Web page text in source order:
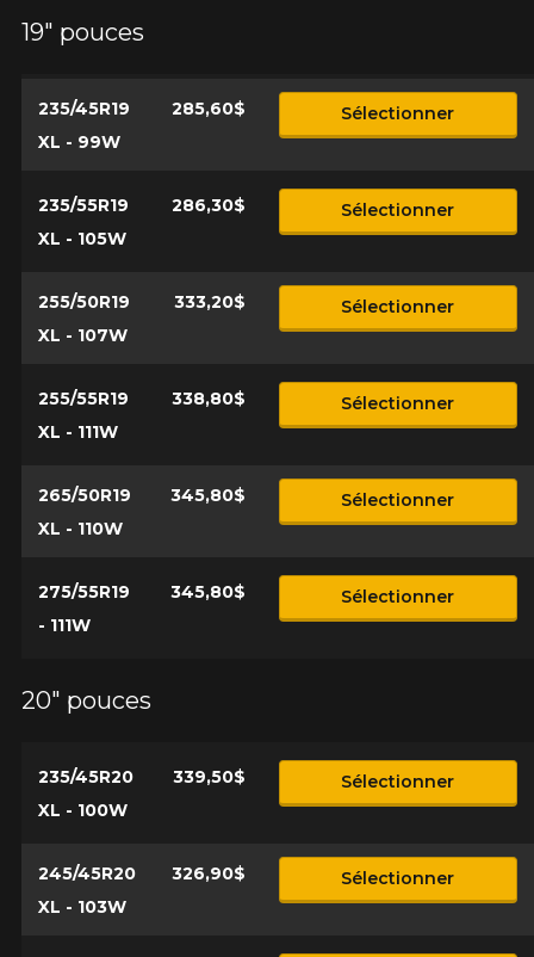
19" pouces
235/45R19
XL - 99W
285,60$ Sélectionner
235/55R19
XL - 105W
286,30$ Sélectionner
255/50R19
XL - 107W
333,20$ Sélectionner
255/55R19
XL - 111W
338,80$ Sélectionner
265/50R19
XL - 110W
345,80$ Sélectionner
275/55R19
- 111W
345,80$ Sélectionner
20" pouces
235/45R20
XL - 100W
339,50$ Sélectionner
245/45R20
XL - 103W
326,90$ Sélectionner